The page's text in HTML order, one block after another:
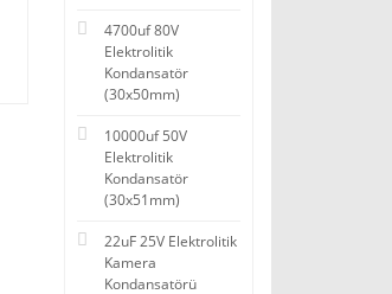
4700uf 80V
Elektrolitik
Kondansatör
(30x50mm)
10000uf 50V
Elektrolitik
Kondansatör
(30x51mm)
22uF 25V Elektrolitik
Kamera
Kondansatörü